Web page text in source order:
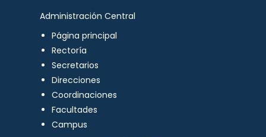
Administración Central
Página principal
Rectoría
Secretarios
Direcciones
Coordinaciones
Facultades
Campus